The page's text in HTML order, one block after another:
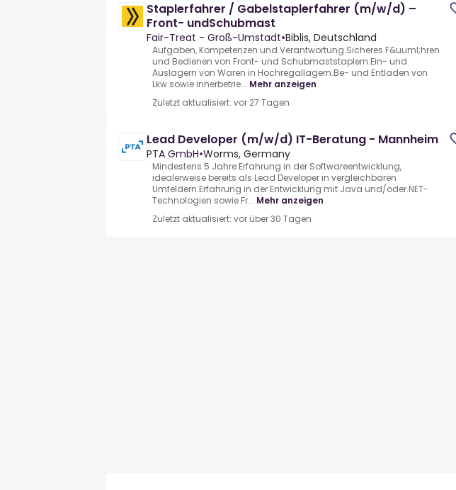
Staplerfahrer / Gabelstaplerfahrer (m/w/d) –
Front- undSchubmast
Fair-Treat - Groß-Umstadt•Biblis, Deutschland
Aufgaben, Kompetenzen und Verantwortung.Sicheres F&uuml;hren
und Bedienen von Front- und Schubmaststaplern.Ein- und
Auslagern von Waren in Hochregallagern.Be- und Entladen von
Lkw sowie innerbetrie... Mehr anzeigen
Zuletzt aktualisiert: vor 27 Tagen
Lead Developer (m/w/d) IT-Beratung - Mannheim
PTA GmbH•Worms, Germany
Mindestens 5 Jahre Erfahrung in der Softwareentwicklung,
idealerweise bereits als Lead Developer in vergleichbaren
Umfeldern.Erfahrung in der Entwicklung mit Java und/oder.NET-
Technologien sowie Fr... Mehr anzeigen
Zuletzt aktualisiert: vor über 30 Tagen